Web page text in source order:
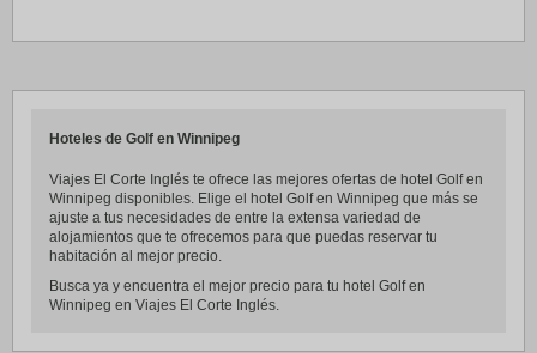
Hoteles de Golf en Winnipeg
Viajes El Corte Inglés te ofrece las mejores ofertas de hotel Golf en
Winnipeg disponibles. Elige el hotel Golf en Winnipeg que más se
ajuste a tus necesidades de entre la extensa variedad de
alojamientos que te ofrecemos para que puedas reservar tu
habitación al mejor precio.
Busca ya y encuentra el mejor precio para tu hotel Golf en
Winnipeg en Viajes El Corte Inglés.